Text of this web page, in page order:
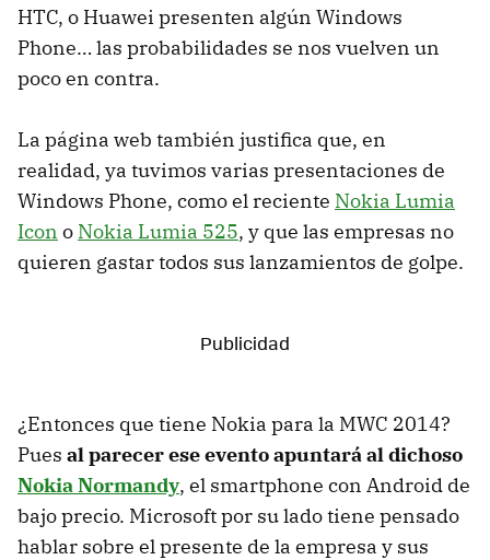
HTC, o Huawei presenten algún Windows
Phone… las probabilidades se nos vuelven un
poco en contra.
La página web también justifica que, en
realidad, ya tuvimos varias presentaciones de
Windows Phone, como el reciente Nokia Lumia
Icon o Nokia Lumia 525, y que las empresas no
quieren gastar todos sus lanzamientos de golpe.
¿Entonces que tiene Nokia para la MWC 2014?
Pues al parecer ese evento apuntará al dichoso
Nokia Normandy, el smartphone con Android de
bajo precio. Microsoft por su lado tiene pensado
hablar sobre el presente de la empresa y sus